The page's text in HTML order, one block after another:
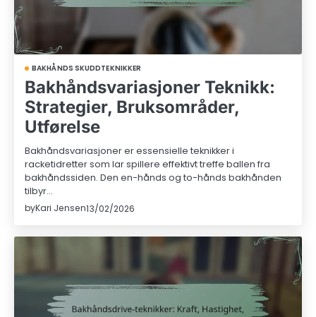
BAKHÅNDS SKUDDTEKNIKKER
Bakhåndsvariasjoner Teknikk:
Strategier, Bruksområder,
Utførelse
Bakhåndsvariasjoner er essensielle teknikker i
racketidretter som lar spillere effektivt treffe ballen fra
bakhåndssiden. Den en-hånds og to-hånds bakhånden
tilbyr…
byKari Jensen13/02/2026